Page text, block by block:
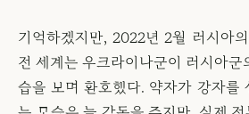
기억하겠지만, 2022년 2월 러시아
전 세계는 우크라이나군이 러시아군
습을 보며 환호했다. 약자가 강자를